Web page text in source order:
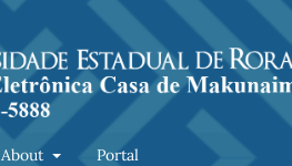
About Portal